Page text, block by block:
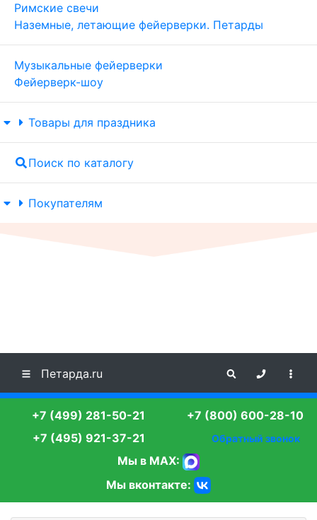
Римские свечи
Наземные, летающие фейерверки. Петарды
Музыкальные фейерверки
Фейерверк-шоу
Товары для праздника
Поиск по каталогу
Покупателям
Петарда.ru
+7 (499) 281-50-21
+7 (495) 921-37-21
+7 (800) 600-28-10
Обратный звонок
Мы в MAX:
Мы вконтакте: